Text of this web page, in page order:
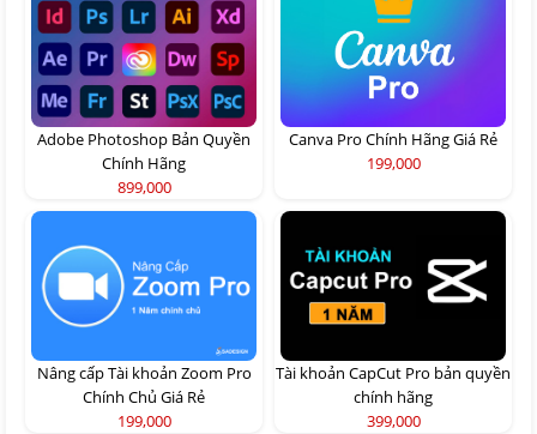
Adobe Photoshop Bản Quyền
Chính Hãng
899,000
Canva Pro Chính Hãng Giá Rẻ
199,000
Nâng cấp Tài khoản Zoom Pro
Chính Chủ Giá Rẻ
199,000
Tài khoản CapCut Pro bản quyền
chính hãng
399,000